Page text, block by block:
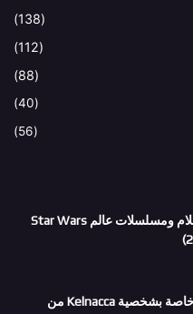
(138)
(112)
(88)
(40)
(56)
ترتيب مشاهدة أفلام ومسلسلات عالم Star Wars
الاعلان عن قصة خاصة بشخصية Kelnacca من